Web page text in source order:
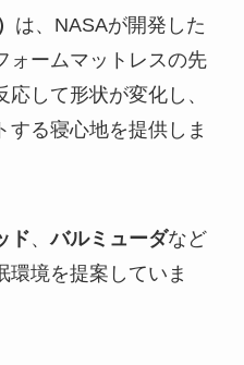
は、NASAが開発した
ォームマットレスの先
して形状が変化し、
する寝心地を提供しま
ド、バルミューダなど
環境を提案していま